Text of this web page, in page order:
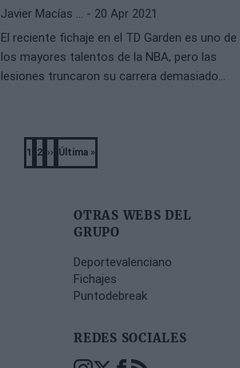
Javier Macías … - 20 Apr 2021
El reciente fichaje en el TD Garden es uno de
los mayores talentos de la NBA, pero las
lesiones truncaron su carrera demasiado
Página
1
Página
2
Next
››
Last
Última »
OTRAS WEBS DEL
GRUPO
Deportevalenciano
Fichajes
Puntodebreak
REDES SOCIALES